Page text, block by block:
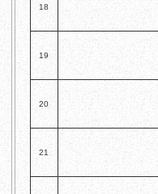
18
19
20
21